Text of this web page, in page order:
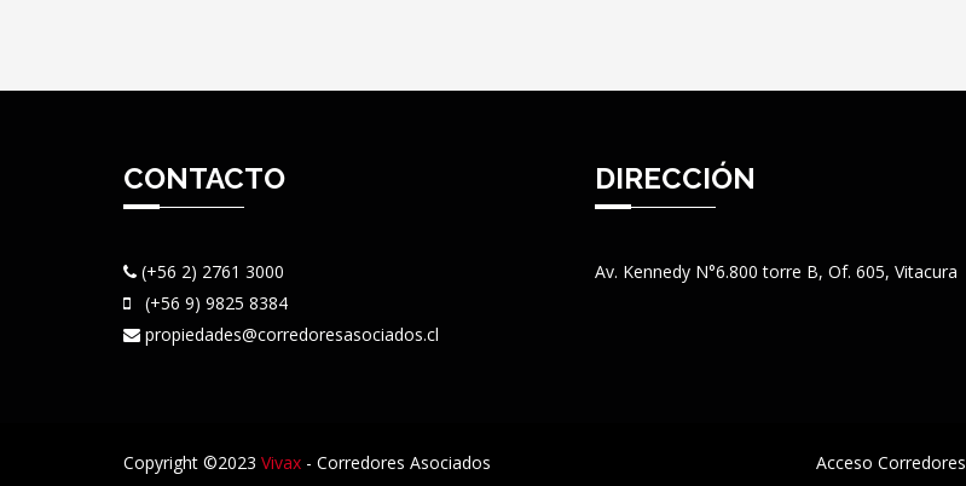
CONTACTO
(+56 2) 2761 3000
(+56 9) 9825 8384
propiedades@corredoresasociados.cl
DIRECCIÓN
Av. Kennedy N°6.800 torre B, Of. 605, Vitacura
Copyright ©2023 Vivax - Corredores Asociados Acceso Corredores